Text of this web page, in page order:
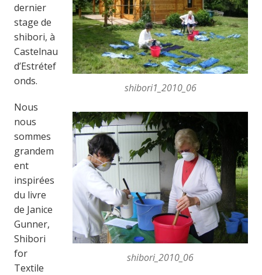
shibori1_2010_06
shibori_2010_06
dernier
stage de
shibori, à
Castelnau
d’Estrétef
onds.
Nous
nous
sommes
grandem
ent
inspirées
du livre
de Janice
Gunner,
Shibori
for
Textile